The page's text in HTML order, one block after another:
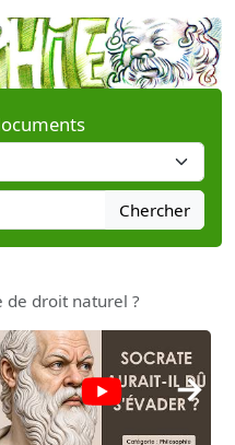
Chercher
de droit naturel ?
→